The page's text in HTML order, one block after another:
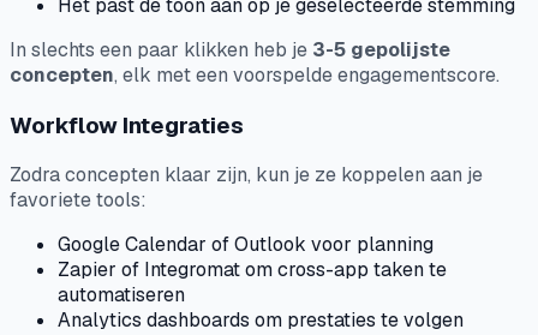
Het past de toon aan op je geselecteerde stemming
In slechts een paar klikken heb je 3-5 gepolijste
concepten, elk met een voorspelde engagementscore.
Workflow Integraties
Zodra concepten klaar zijn, kun je ze koppelen aan je
favoriete tools:
Google Calendar of Outlook voor planning
Zapier of Integromat om cross-app taken te
automatiseren
Analytics dashboards om prestaties te volgen